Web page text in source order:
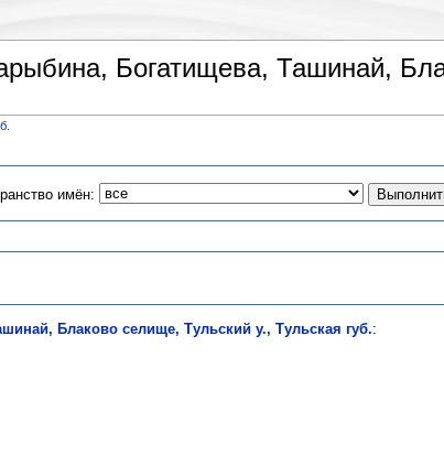
Богатищева, Ташинай,
имён:
Блаково селище, Тульский у., Тульская губ.: